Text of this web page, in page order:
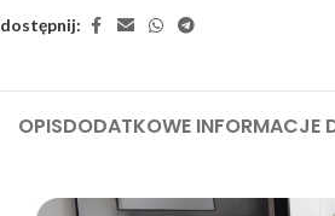
OPISDODATKOWE INFORMACJE